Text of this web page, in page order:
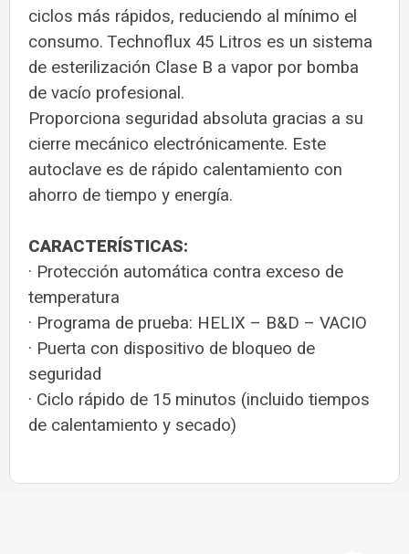
ciclos más rápidos, reduciendo al mínimo el
consumo. Technoflux 45 Litros es un sistema
de esterilización Clase B a vapor por bomba
de vacío profesional.
Proporciona seguridad absoluta gracias a su
cierre mecánico electrónicamente. Este
autoclave es de rápido calentamiento con
ahorro de tiempo y energía.
CARACTERÍSTICAS:
· Protección automática contra exceso de
temperatura
· Programa de prueba: HELIX – B&D – VACIO
· Puerta con dispositivo de bloqueo de
seguridad
· Ciclo rápido de 15 minutos (incluido tiempos
de calentamiento y secado)